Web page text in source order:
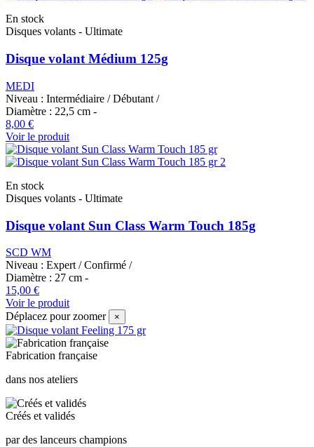
En stock
Disques volants - Ultimate
Disque volant Médium 125g
MEDI
Niveau : Intermédiaire /Débutant /
Diamètre : 22,5 cm -
8,00 €
Voir le produit
En stock
Disques volants - Ultimate
Disque volant Sun Class Warm Touch 185g
SCD WM
Niveau : Expert /Confirmé /
Diamètre : 27 cm -
15,00 €
Voir le produit
Déplacez pour zoomer
×
Fabrication française
dans nos ateliers
Créés et validés
par des lanceurs champions